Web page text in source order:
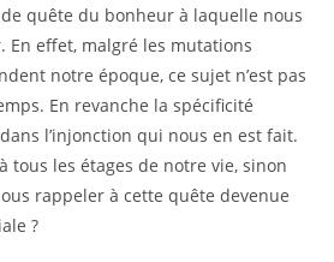
quête du bonheur à laquelle nous
En effet, malgré les mutations
notre époque, ce sujet n’est pas
En revanche la spécificité
l’injonction qui nous en est fait.
tous les étages de notre vie, sinon
rappeler à cette quête devenue
?